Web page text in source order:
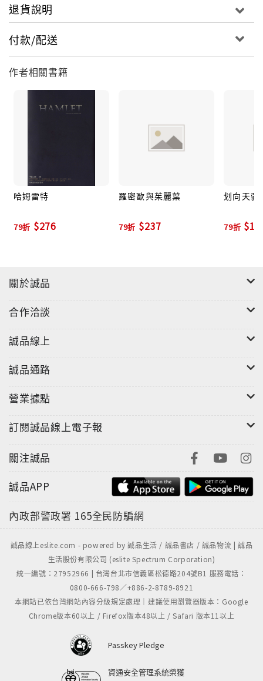
故事圍繞在蕾奧妮、貝德維與艾克特三個青梅竹馬的貴
族間展開，在許久以後，艾克特找上了為逃避科索沃戰
爭而逃到蘇黎世的年輕作家利文祺，想要告訴他這一段
橫跨現實與虛構，小說、現代詩與評論交雜，當下與遠
古時代錯綜的，騎士傳奇......
30首詩作，搭配30篇介於小說與散文間的評論，作家利
文祺的第二本作品要打破文本所有侷限的想像，配上新
列組合的過程，重新定義文學騎士流動的旅程。
退貨說明
付款/配送
作者相關書籍
哈姆雷特
79折 $276
羅密歐與茱麗葉
79折 $237
划向天疆
79折
關於誠品
合作洽談
誠品線上
誠品通路
營業據點
訂閱誠品線上電子報
關注誠品
誠品APP
內政部警政署 165全民防騙網
誠品線上eslite.com - powered by 誠品生活 / 誠品書店 / 誠品物流 | 誠品
生活股份有限公司 (eslite Spectrum Corporation)
統一編號：27952966 | 台灣台北市信義區松德路204號B1 服務電話：
0800-666-798／+886-2-8789-8921
本網站已依台灣網站內容分級規定處理｜建議使用瀏覽器版本：Google
Chrome版本60以上 / Firefox版本48以上 / Safari 版本11以上
Passkey Pledge
資通安全管理系統榮獲